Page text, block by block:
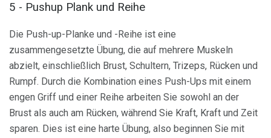
5 - Pushup Plank und Reihe
Die Push-up-Planke und -Reihe ist eine
zusammengesetzte Übung, die auf mehrere Muskeln
abzielt, einschließlich Brust, Schultern, Trizeps, Rücken und
Rumpf. Durch die Kombination eines Push-Ups mit einem
engen Griff und einer Reihe arbeiten Sie sowohl an der
Brust als auch am Rücken, während Sie Kraft, Kraft und Zeit
sparen. Dies ist eine harte Übung, also beginnen Sie mit